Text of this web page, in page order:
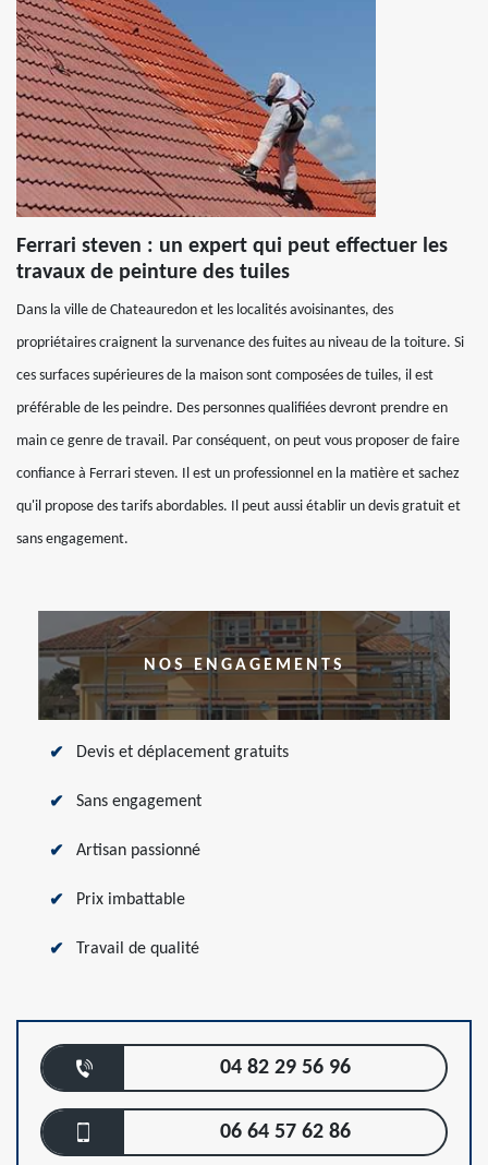
Ferrari steven : un expert qui peut effectuer les
travaux de peinture des tuiles
Dans la ville de Chateauredon et les localités avoisinantes, des
propriétaires craignent la survenance des fuites au niveau de la toiture. Si
ces surfaces supérieures de la maison sont composées de tuiles, il est
préférable de les peindre. Des personnes qualifiées devront prendre en
main ce genre de travail. Par conséquent, on peut vous proposer de faire
confiance à Ferrari steven. Il est un professionnel en la matière et sachez
qu'il propose des tarifs abordables. Il peut aussi établir un devis gratuit et
sans engagement.
NOS ENGAGEMENTS
Devis et déplacement gratuits
Sans engagement
Artisan passionné
Prix imbattable
Travail de qualité
04 82 29 56 96
06 64 57 62 86